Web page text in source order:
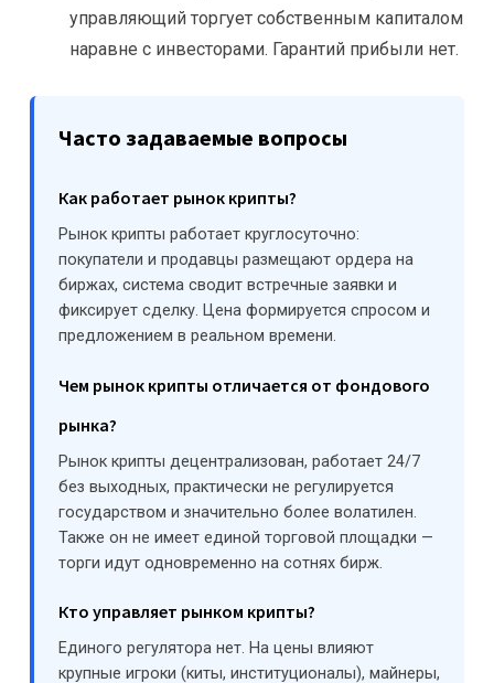
управляющий торгует собственным капиталом
наравне с инвесторами. Гарантий прибыли нет.
Часто задаваемые вопросы
Как работает рынок крипты?
Рынок крипты работает круглосуточно:
покупатели и продавцы размещают ордера на
биржах, система сводит встречные заявки и
фиксирует сделку. Цена формируется спросом и
предложением в реальном времени.
Чем рынок крипты отличается от фондового
рынка?
Рынок крипты децентрализован, работает 24/7
без выходных, практически не регулируется
государством и значительно более волатилен.
Также он не имеет единой торговой площадки —
торги идут одновременно на сотнях бирж.
Кто управляет рынком крипты?
Единого регулятора нет. На цены влияют
крупные игроки (киты, институционалы), майнеры,